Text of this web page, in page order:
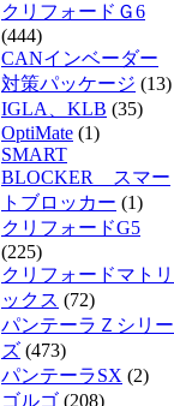
クリフォードＧ6
(444)
CANインベーダー
対策パッケージ (13)
IGLA、KLB (35)
OptiMate (1)
SMART
BLOCKER スマー
トブロッカー (1)
クリフォードG5
(225)
クリフォードマトリ
ックス (72)
パンテーラＺシリー
ズ (473)
パンテーラSX (2)
ゴルゴ (208)